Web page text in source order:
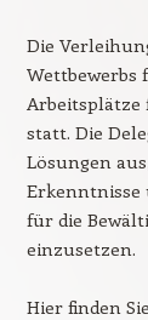
Die
Wettbewerbs
Arbeitsplätze
statt. Die
Lösungen
Erkenntnisse
für die
einzusetzen.
Hier finden